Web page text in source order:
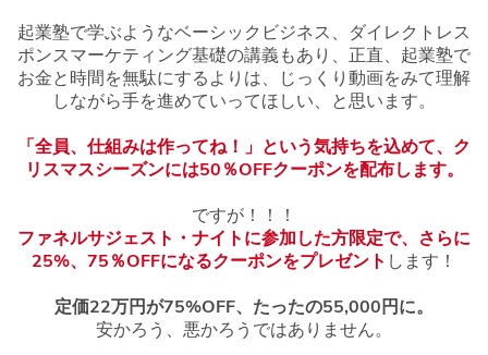
起業塾で学ぶようなベーシックビジネス、ダイレクトレス
ポンスマーケティング基礎の講義もあり、正直、起業塾で
お金と時間を無駄にするよりは、じっくり動画をみて理解
しながら手を進めていってほしい、と思います。
「全員、仕組みは作ってね！」という気持ちを込めて、ク
リスマスシーズンには50％OFFクーポンを配布します。
ですが！！！
ファネルサジェスト・ナイトに参加した方限定で、さらに
25%、75％OFFになるクーポンをプレゼント します！
定価22万円が75%OFF、たったの55,000円に。
安かろう、悪かろうではありません。